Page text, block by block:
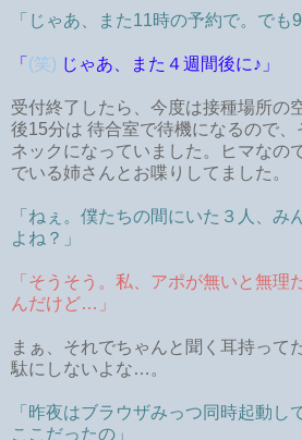
「じゃあ、また11時の予約で。でも
「 (笑) じゃあ、また４週間後に♪」
受付終了したら、今度は接種場所の
後15分は 待合室で待機になるので
ネックになっていました。ヒマなの
でいる姉さんとお喋りしてました。
「ねぇ。僕たちの間にいた３人、み
よね？」
「そうそう。私、アポが無いと無理
んだけど…」
まぁ、それでちゃんと聞く耳持って
駄にしないよな…。
「昨夜はブラウザみっつ同時起動し
ここだったの」